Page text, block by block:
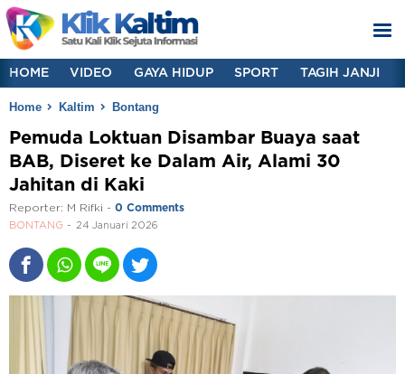
HOME VIDEO GAYA HIDUP SPORT TAGIH JANJI
Home Kaltim Bontang
Pemuda Loktuan Disambar Buaya saat
BAB, Diseret ke Dalam Air, Alami 30
Jahitan di Kaki
Reporter: M Rifki - 0 Comments
BONTANG 24 Januari 2026